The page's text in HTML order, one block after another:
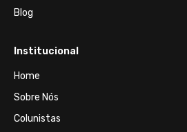
Blog
Institucional
Home
Sobre Nós
Colunistas